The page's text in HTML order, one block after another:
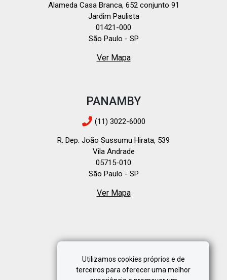
Utilizamos cookies próprios e de
terceiros para oferecer uma melhor
Alameda Casa Branca, 652 conjunto 91
Jardim Paulista
01421-000
São Paulo - SP
Ver Mapa
PANAMBY
(11) 3022-6000
R. Dep. João Sussumu Hirata, 539
Vila Andrade
05715-010
São Paulo - SP
Ver Mapa